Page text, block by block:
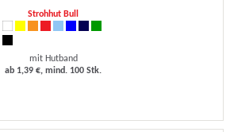
Strohhut Bull
mit Hutband
ab 1,39 €, mind. 100 Stk.